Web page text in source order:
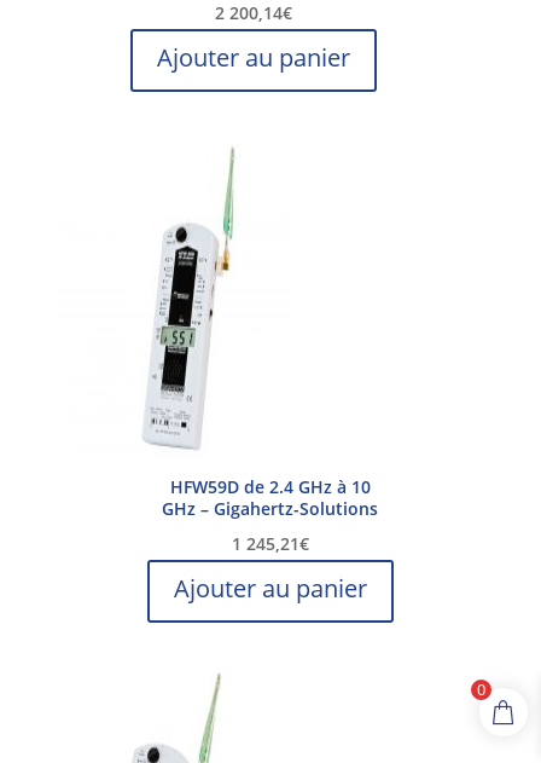
2 200,14€
Ajouter au panier
HFW59D de 2.4 GHz à 10
GHz – Gigahertz-Solutions
1 245,21€
Ajouter au panier
0